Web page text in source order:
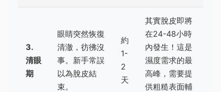
3.
清眼
期
眼睛突然恢復
清澈，彷彿沒
事。新手常誤
以為脫皮結
束。
約
1-
2
天
其實脫皮即將
在24-48小時
內發生！這是
濕度需求的最
高峰，需要提
供粗糙表面輔